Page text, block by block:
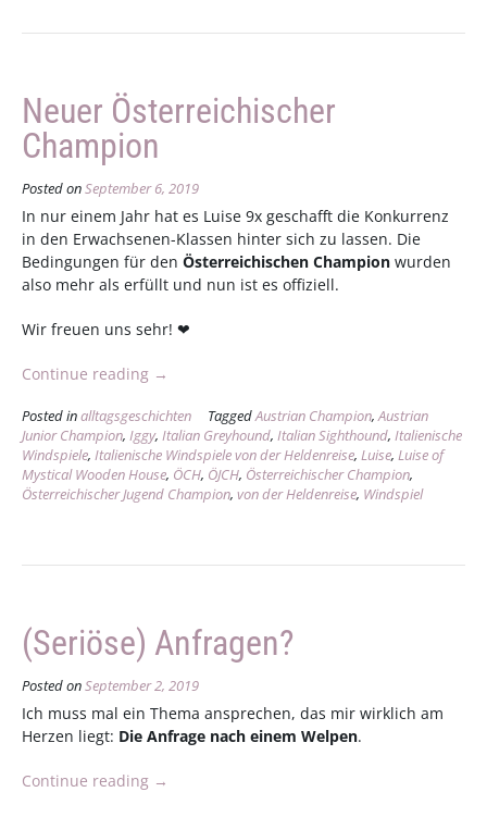
Neuer Österreichischer
Champion
Posted onSeptember 6, 2019
In nur einem Jahr hat es Luise 9x geschafft die Konkurrenz
in den Erwachsenen-Klassen hinter sich zu lassen. Die
Bedingungen für den Österreichischen Champion wurden
also mehr als erfüllt und nun ist es offiziell.
Wir freuen uns sehr! ❤
Continue reading „Neuer
Champion“
→
Posted inalltagsgeschichten TaggedAustrian Champion,Austrian
Junior Champion, Iggy, Italian Greyhound, Italian Sighthound, Italienische
Windspiele, Italienische Windspiele von der Heldenreise, Luise, Luise of
Mystical Wooden House, ÖCH, ÖJCH, Österreichischer Champion,
Österreichischer Jugend Champion, von der Heldenreise, Windspiel
(Seriöse) Anfragen?
Posted onSeptember 2, 2019
Ich muss mal ein Thema ansprechen, das mir wirklich am
Herzen liegt: Die Anfrage nach einem Welpen.
Continue reading „(Seriöse)
→